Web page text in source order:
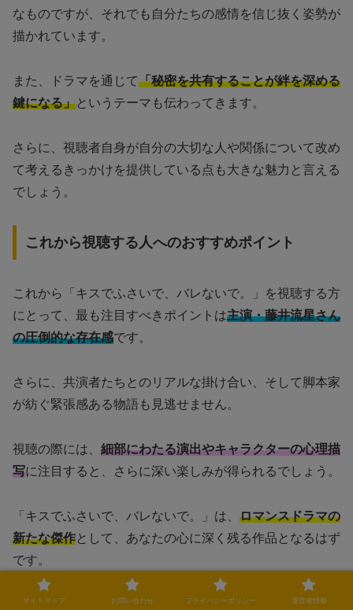
なものですが、それでも自分たちの感情を信じ抜く姿勢が
描かれています。
また、ドラマを通じて「秘密を共有することが絆を深める
鍵になる」というテーマも伝わってきます。
さらに、視聴者自身が自分の大切な人や関係について改め
て考えるきっかけを提供している点も大きな魅力と言える
でしょう。
これから視聴する人へのおすすめポイント
これから「キスでふさいで、バレないで。」を視聴する方
にとって、最も注目すべきポイントは主演・藤井流星さん
の圧倒的な存在感です。
さらに、共演者たちとのリアルな掛け合い、そして脚本家
が紡ぐ緊張感ある物語も見逃せません。
視聴の際には、 細部にわたる演出やキャラクターの心理描
写に注目すると、さらに深い楽しみが得られるでしょう。
「キスでふさいで、バレないで。」は、 ロマンスドラマの
新たな傑作として、あなたの心に深く残る作品となるはず
です。
サイトマップ お問い合わせ プライバシーポリシー 運営者情報